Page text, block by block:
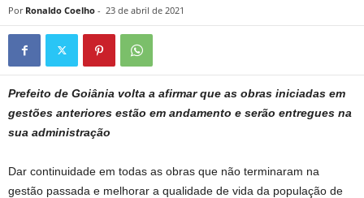
Por Ronaldo Coelho - 23 de abril de 2021
Prefeito de Goiânia volta a afirmar que as obras iniciadas em
gestões anteriores estão em andamento e serão entregues na
sua administração
Dar continuidade em todas as obras que não terminaram na
gestão passada e melhorar a qualidade de vida da população de